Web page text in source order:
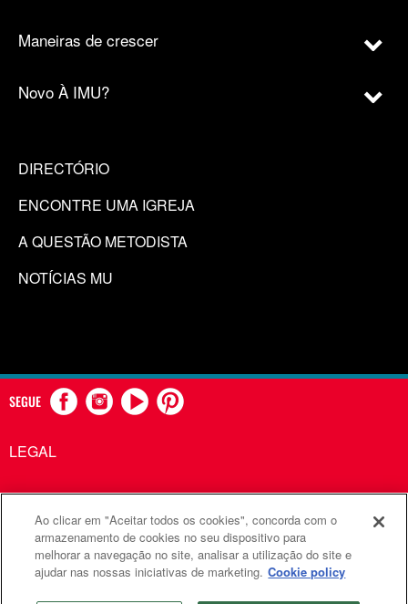
Maneiras de crescer
Novo À IMU?
DIRECTÓRIO
ENCONTRE UMA IGREJA
A QUESTÃO METODISTA
NOTÍCIAS MU
SEGUE
LEGAL
Comunicações Metodistas Unidas é uma agência da Igreja
Metodista Unida
©2026 Comunicações Metodistas Unidas. Todos os direitos
Ao clicar em "Aceitar todos os cookies", concorda com o
armazenamento de cookies no seu dispositivo para
melhorar a navegação no site, analisar a utilização do site e
ajudar nas nossas iniciativas de marketing. Cookie policy